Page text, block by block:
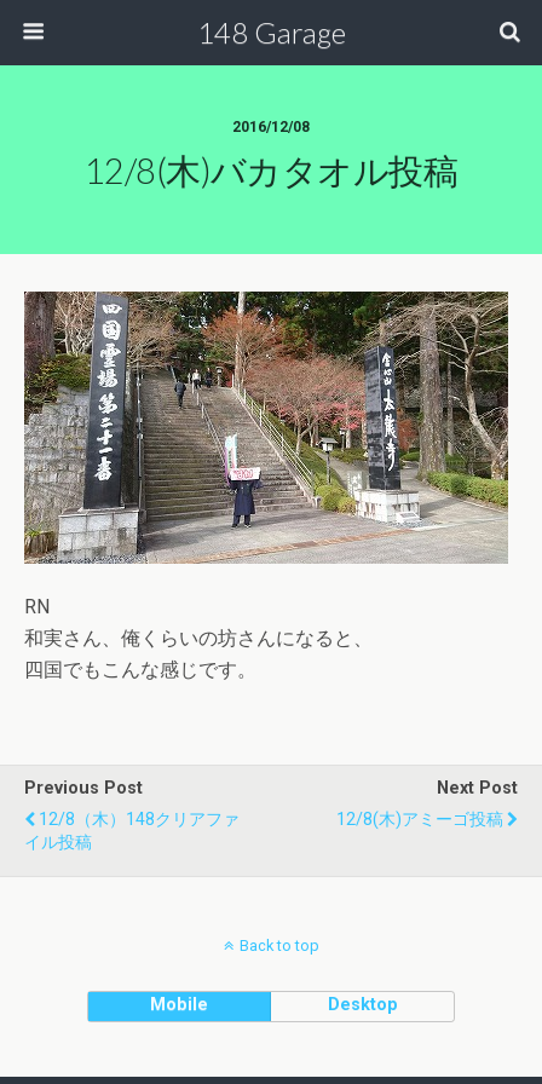
148 Garage
2016/12/08
12/8(木)バカタオル投稿
RN
和実さん、俺くらいの坊さんになると、
四国でもこんな感じです。
Previous Post
12/8（木）148クリアファ
イル投稿
Next Post
12/8(木)アミーゴ投稿
Back to top
Mobile Desktop